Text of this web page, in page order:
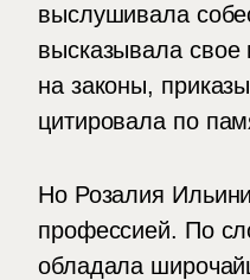
выслушивала
высказывала
на законы,
цитировала по
Но Розалия
профессией. По
обладала